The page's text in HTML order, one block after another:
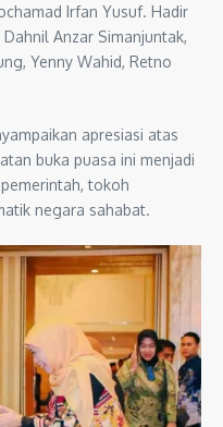
Irfan Yusuf. Hadir
Anzar Simanjuntak,
Yenny Wahid, Retno
apresiasi atas
buka puasa ini menjadi
tokoh
negara sahabat.